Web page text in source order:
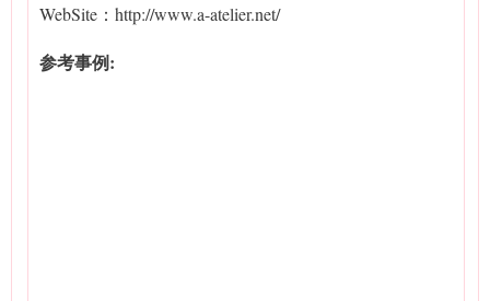
WebSite：http://www.a-atelier.net/
参考事例: